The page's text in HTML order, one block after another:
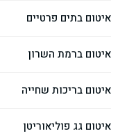
איטום בתים פרטיים
איטום ברמת השרון
איטום בריכות שחייה
איטום גג פוליאוריטן